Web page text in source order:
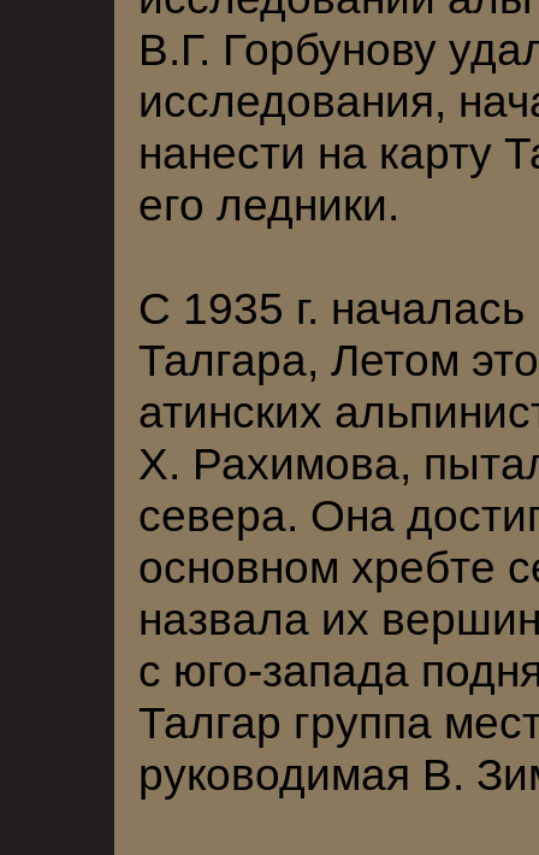
В.Г. Горбунову
исследования,
нанести на карту
его ледники.
С 1935 г.
Талгара, Летом
атинских
X. Рахимова,
севера. Она
основном хребте
назвала их
с юго-запада
Талгар группа
руководимая В.